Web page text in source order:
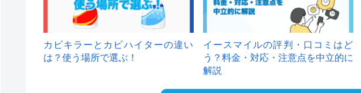
カビキラーとカビハイターの違い
は？使う場所で選ぶ！
イースマイルの評判・口コミはど
う？料金・対応・注意点を中立的に
解説